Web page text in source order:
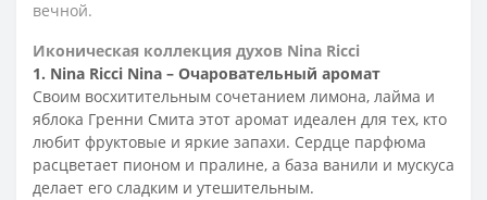
вечной.
Иконическая коллекция духов Nina Ricci
1. Nina Ricci Nina – Очаровательный аромат
Своим восхитительным сочетанием лимона, лайма и
яблока Гренни Смита этот аромат идеален для тех, кто
любит фруктовые и яркие запахи. Сердце парфюма
расцветает пионом и пралине, а база ванили и мускуса
делает его сладким и утешительным.